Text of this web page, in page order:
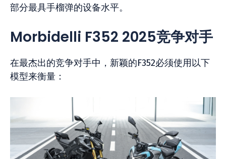
部分最具手榴弹的设备水平。
Morbidelli F352 2025竞争对手
在最杰出的竞争对手中，新颖的F352必须使用以下
模型来衡量：